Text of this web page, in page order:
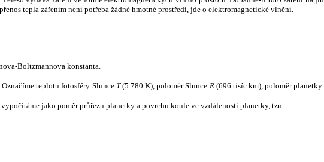
tepla zářením není potřeba žádné hmotné prostředí, jde o elektromagnetické vlnění.
Boltzmannova konstanta.
teplotu fotosféry Slunce T(5 780 K), poloměr Slunce R(696 tisíc km), poloměr planetky
jako poměr průřezu planetky a povrchu koule ve vzdálenosti planetky, tzn.